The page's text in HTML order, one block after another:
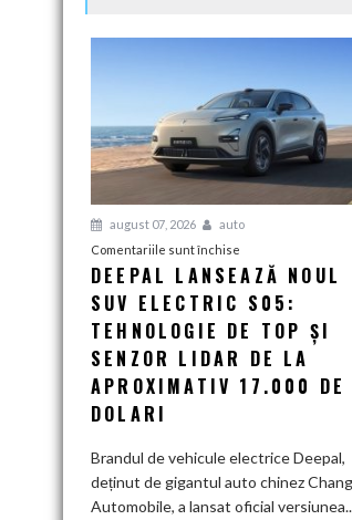
august 07, 2026
auto
Comentariile sunt închise
Deepal
lansează
noul
electric
S05:
top
și
senzor
DEEPAL LANSEAZĂ NOUL
SUV ELECTRIC S05:
TEHNOLOGIE DE TOP ȘI
SENZOR LIDAR DE LA
APROXIMATIV 17.000 DE
DOLARI
Brandul de vehicule electrice Deepal,
deținut de gigantul auto chinez
Automobile, a lansat oficial